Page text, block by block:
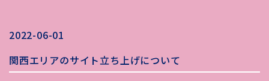
2022-06-01
関西エリアのサイト立ち上げについて